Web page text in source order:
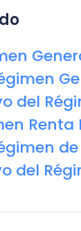
Renta
de
Cabe